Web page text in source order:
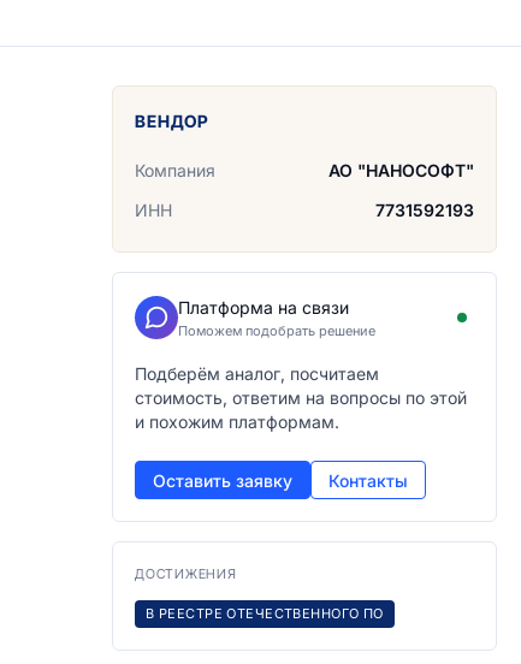
ВЕНДОР
Компания
АО "НАНОСОФТ"
ИНН
7731592193
Платформа на связи
Поможем подобрать решение
Подберём аналог, посчитаем
стоимость, ответим на вопросы по этой
и похожим платформам.
Оставить заявку Контакты
ДОСТИЖЕНИЯ
В РЕЕСТРЕ ОТЕЧЕСТВЕННОГО ПО